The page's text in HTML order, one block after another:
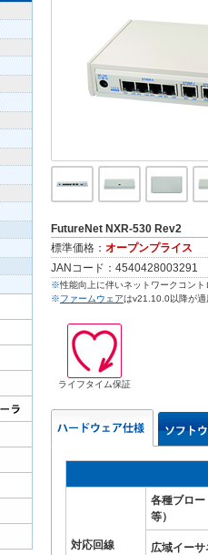
L2TPv3機能
WireGuard VPN機
電源OFF時でもシ
インターネットブ
REST API対応
ファームウェアリ
キャプティブポ
FutureNet NXR-530 Rev2
標準価格： オープンプライス
JANコード：4540428003291
※性能向上に伴いネットワークコン
※ファームウェアはv21.10.0以降が適
ライフタイム保証
対応回線
各種ブロ
等）
広域イー